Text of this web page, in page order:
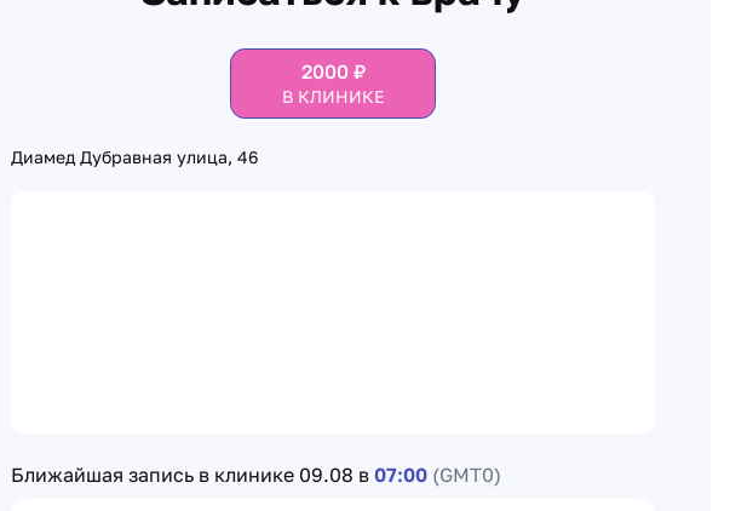
2000₽
В КЛИНИКЕ
Диамед Дубравная улица, 46
Ближайшая запись в клинике 09.08 в 07:00 (GMT0)